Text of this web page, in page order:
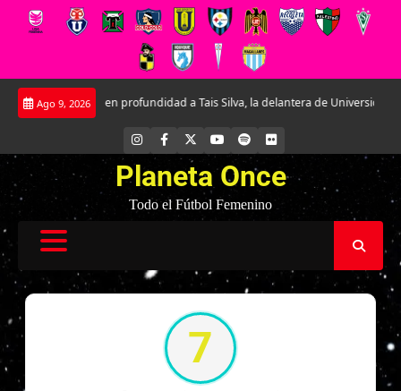
Saltar
Ago 9, 2026
Conociendo en profundidad a Tais Silva, la delantera de Universidad
INSTAGRAM
FACEBOOK YOUTUBE
SPOTIFYFLICKR
Planeta Once
Todo el Fútbol Femenino
7